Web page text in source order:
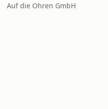
Auf die Ohren GmbH